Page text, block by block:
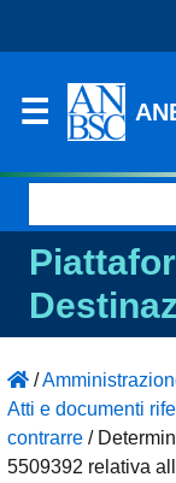
per:
/
Atti e documenti
contrarre /
5509392 relativa